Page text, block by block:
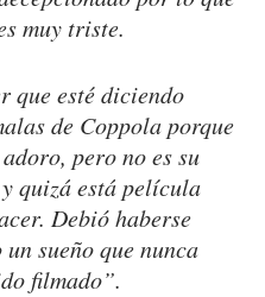
muy triste.
que esté diciendo
de Coppola porque
pero no es su
quizá está película
Debió haberse
sueño que nunca
filmado”.